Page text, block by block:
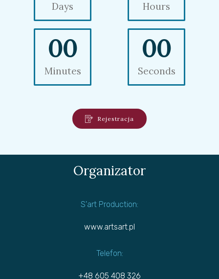
Days Hours
00
Minutes
00
Seconds
Rejestracja
Organizator
S'art Production:
www.artsart.pl
Telefon:
+48 605 408 326